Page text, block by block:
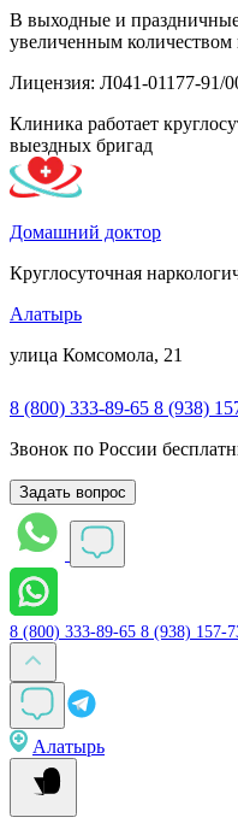
В выходные и
увеличенным
Лицензия: Л041-01177-91/
Клиника работает
выездных бригад
Домашний доктор
Круглосуточная
Алатырь
улица Комсомола, 21
8 (800) 333-89-65 8 (938)
Звонок по России
Задать вопрос
8 (800) 333-89-65 8 (938) 157-
Алатырь